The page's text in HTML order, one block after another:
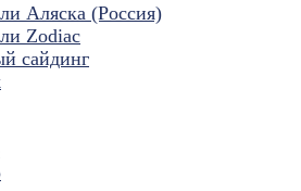
Аляска (Россия)
Zodiac
сайдинг